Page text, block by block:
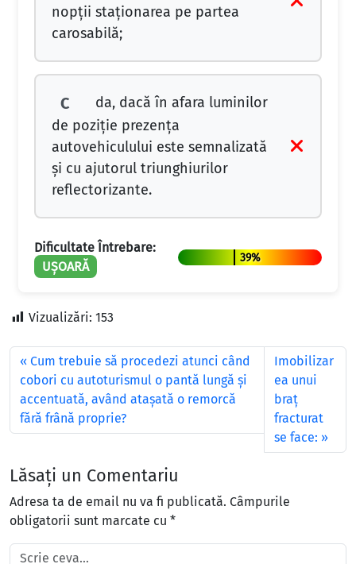
nopţii staţionarea pe partea
carosabilă;
C
da, dacă în afara luminilor
de poziţie prezenţa
autovehiculului este semnalizată
şi cu ajutorul triunghiurilor
reflectorizante.
Dificultate Întrebare:
UȘOARĂ
39%
Vizualizări: 153
Cum trebuie să procedezi atunci când
cobori cu autoturismul o pantă lungă şi
accentuată, având ataşată o remorcă
fără frână proprie?
Imobilizar
ea unui
braț
fracturat
se face:
Lăsați un Comentariu
Adresa ta de email nu va fi publicată. Câmpurile
obligatorii sunt marcate cu *